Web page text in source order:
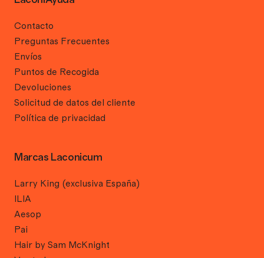
Contacto
Preguntas Frecuentes
Envíos
Puntos de Recogida
Devoluciones
Solicitud de datos del cliente
Política de privacidad
Marcas Laconicum
Larry King (exclusiva España)
ILIA
Aesop
Pai
Hair by Sam McKnight